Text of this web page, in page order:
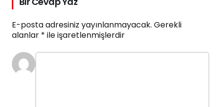
E-posta adresiniz yayınlanmayacak. Gerekli
alanlar * ile işaretlenmişlerdir